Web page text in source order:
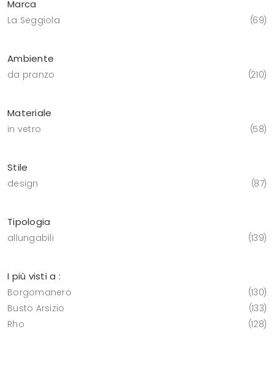
Marca
La Seggiola 69
Ambiente
da pranzo 210
Materiale
in vetro 58
Stile
design 87
Tipologia
allungabili 139
I più visti a :
Borgomanero
130
Busto Arsizio
133
Rho
128